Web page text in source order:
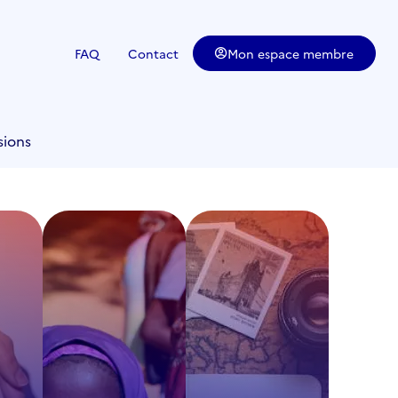
FAQ Contact Mon espace membre